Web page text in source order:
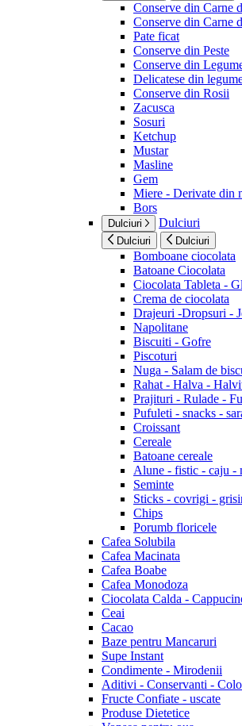
Conserve din Carne
Conserve din Carne
Pate ficat
Conserve din Peste
Conserve din
Delicatese din
Conserve din Rosii
Zacusca
Sosuri
Ketchup
Mustar
Masline
Gem
Miere - Derivate din
Bors
Dulciuri Dulciuri
Dulciuri Dulciuri
Bomboane ciocolata
Batoane Ciocolata
Ciocolata Tableta -
Crema de ciocolata
Drajeuri -Dropsuri -
Napolitane
Biscuiti - Gofre
Piscoturi
Nuga - Salam de
Rahat - Halva -
Prajituri - Rulade -
Pufuleti - snacks -
Croissant
Cereale
Batoane cereale
Alune - fistic - caju -
Seminte
Sticks - covrigi -
Chips
Porumb floricele
Cafea Solubila
Cafea Macinata
Cafea Boabe
Cafea Monodoza
Ciocolata Calda -
Ceai
Cacao
Baze pentru Mancaruri
Supe Instant
Condimente - Mirodenii
Aditivi - Conservanti -
Fructe Confiate - uscate
Produse Dietetice